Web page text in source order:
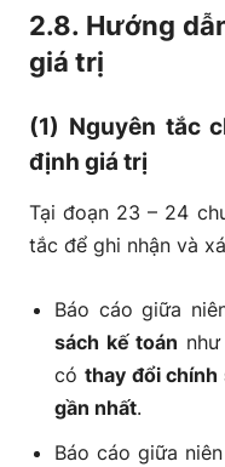
2.8. Hướng
giá trị
(1) Nguyên tắc
định giá trị
Tại đoạn 23 – 24
tắc để ghi nhận và
Báo cáo giữa
sách kế toán
có thay đổi chính
gần nhất.
Báo cáo giữa